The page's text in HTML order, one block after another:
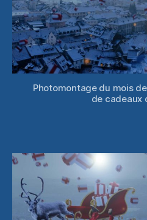
Photomontage du mois
de cadeaux